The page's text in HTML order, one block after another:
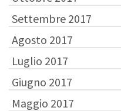
Settembre 2017
Agosto 2017
Luglio 2017
Giugno 2017
Maggio 2017